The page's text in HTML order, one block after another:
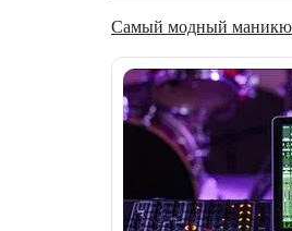
Самый модный маникюр